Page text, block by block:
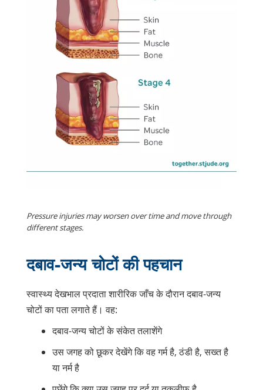
Pressure injuries may worsen over time and move through
different stages.
दबाव-जन्य चोटों की पहचान
स्वास्थ्य देखभाल प्रदाता शारीरिक जाँच के दौरान दबाव-जन्य
चोटों का पता लगाते हैं। वह:
दबाव-जन्य चोटों के संकेत तलाशेंगे
उस जगह को छूकर देखेंगे कि वह गर्म है, ठंडी है, सख्त है
या नर्म है